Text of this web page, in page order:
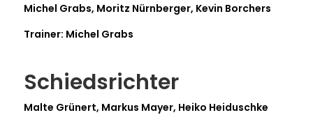
Michel Grabs, Moritz Nürnberger, Kevin Borchers
Trainer: Michel Grabs
Schiedsrichter
Malte Grünert, Markus Mayer, Heiko Heiduschke